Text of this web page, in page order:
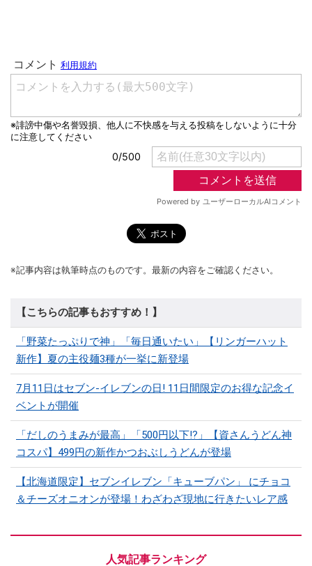
※記事内容は執筆時点のものです。最新の内容をご確認ください。
【こちらの記事もおすすめ！】
「野菜たっぷりで神」「毎日通いたい」【リンガーハット
新作】夏の主役麺3種が一挙に新登場
7月11日はセブン-イレブンの日! 11日間限定のお得な記念イ
ベントが開催
「だしのうまみが最高」「500円以下!?」【資さんうどん神
コスパ】499円の新作かつおぶしうどんが登場
【北海道限定】セブンイレブン「キューブパン」 にチョコ
＆チーズオニオンが登場！わざわざ現地に行きたいレア感